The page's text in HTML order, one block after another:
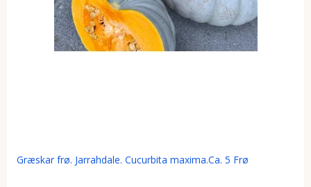
Græskar frø. Jarrahdale. Cucurbita maxima.Ca. 5 Frø